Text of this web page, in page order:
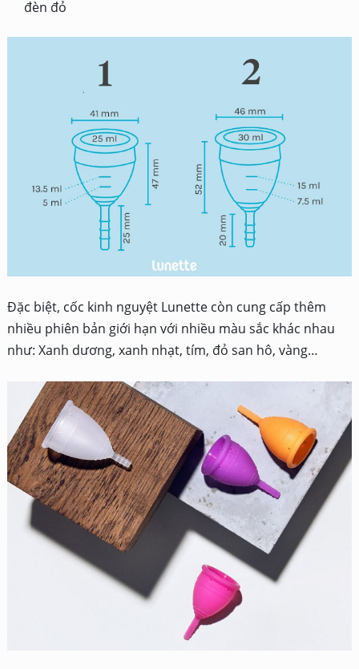
đèn đỏ
Đặc biệt, cốc kinh nguyệt Lunette còn cung cấp thêm
nhiều phiên bản giới hạn với nhiều màu sắc khác nhau
như: Xanh dương, xanh nhạt, tím, đỏ san hô, vàng…